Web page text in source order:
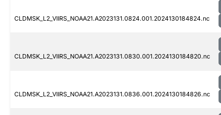
CLDMSK_L2_VIIRS_NOAA21.A2023131.0824.001.2024130184824.nc
CLDMSK_L2_VIIRS_NOAA21.A2023131.0830.001.2024130184820.nc
CLDMSK_L2_VIIRS_NOAA21.A2023131.0836.001.2024130184826.nc